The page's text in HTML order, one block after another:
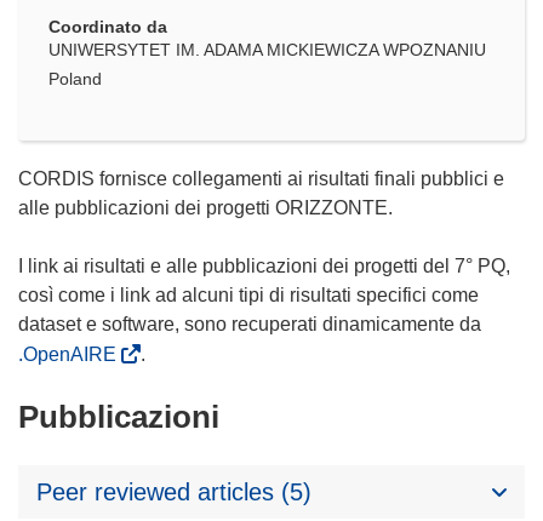
Coordinato da
UNIWERSYTET IM. ADAMA MICKIEWICZA WPOZNANIU
Poland
CORDIS fornisce collegamenti ai risultati finali pubblici e
alle pubblicazioni dei progetti ORIZZONTE.
I link ai risultati e alle pubblicazioni dei progetti del 7° PQ,
così come i link ad alcuni tipi di risultati specifici come
dataset e software, sono recuperati dinamicamente da
.OpenAIRE
.
Pubblicazioni
Peer reviewed articles (5)